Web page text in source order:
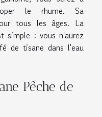
le rhume. Sa
tous les âges. La
simple : vous n'aurez
de tisane dans l'eau
Pêche de